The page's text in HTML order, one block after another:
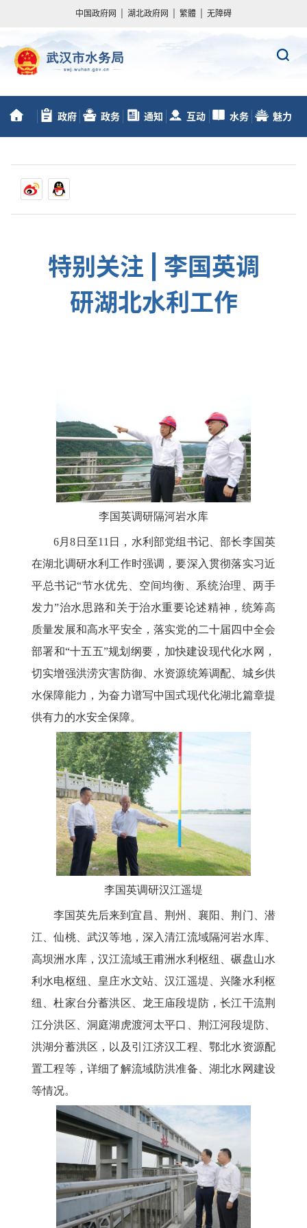
中国政府网 湖北政府网 繁體 无障碍
政府 政务 通知 互动 水务 魅力
特别关注 | 李国英调
研湖北水利工作
李国英调研隔河岩水库
6月8日至11日，水利部党组书记、部长李国英
在湖北调研水利工作时强调，要深入贯彻落实习近
平总书记“节水优先、空间均衡、系统治理、两手
发力”治水思路和关于治水重要论述精神，统筹高
质量发展和高水平安全，落实党的二十届四中全会
部署和“十五五”规划纲要，加快建设现代化水网，
切实增强洪涝灾害防御、水资源统筹调配、城乡供
水保障能力，为奋力谱写中国式现代化湖北篇章提
供有力的水安全保障。
李国英调研汉江遥堤
李国英先后来到宜昌、荆州、襄阳、荆门、潜
江、仙桃、武汉等地，深入清江流域隔河岩水库、
高坝洲水库，汉江流域王甫洲水利枢纽、碾盘山水
利水电枢纽、皇庄水文站、汉江遥堤、兴隆水利枢
纽、杜家台分蓄洪区、龙王庙段堤防，长江干流荆
江分洪区、洞庭湖虎渡河太平口、荆江河段堤防、
洪湖分蓄洪区，以及引江济汉工程、鄂北水资源配
置工程等，详细了解流域防洪准备、湖北水网建设
等情况。